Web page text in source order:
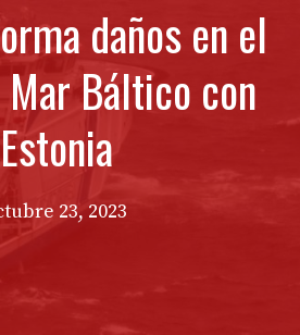
daños en el
Báltico con
Estonia
23, 2023